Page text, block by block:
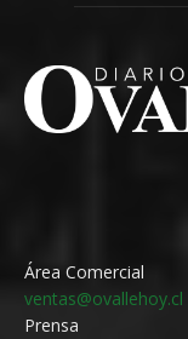
Área Comercial
ventas@ovallehoy.cl
Prensa